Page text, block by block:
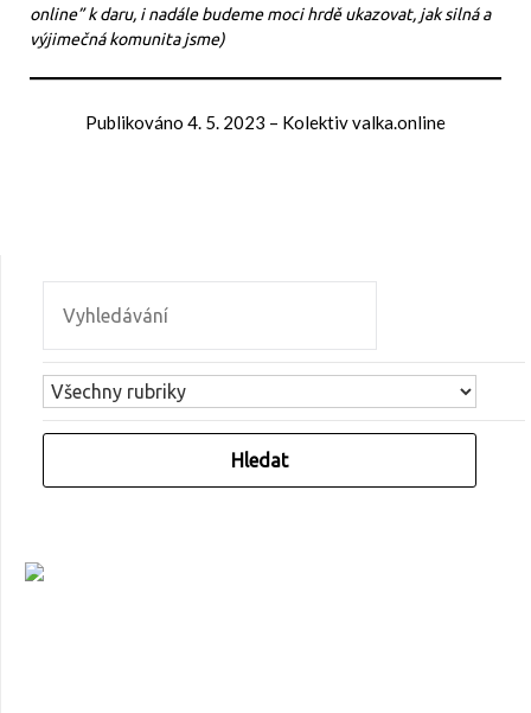
online” k daru, i nadále budeme moci hrdě ukazovat, jak silná a
výjimečná komunita jsme)
Publikováno 4. 5. 2023 – Kolektiv valka.online